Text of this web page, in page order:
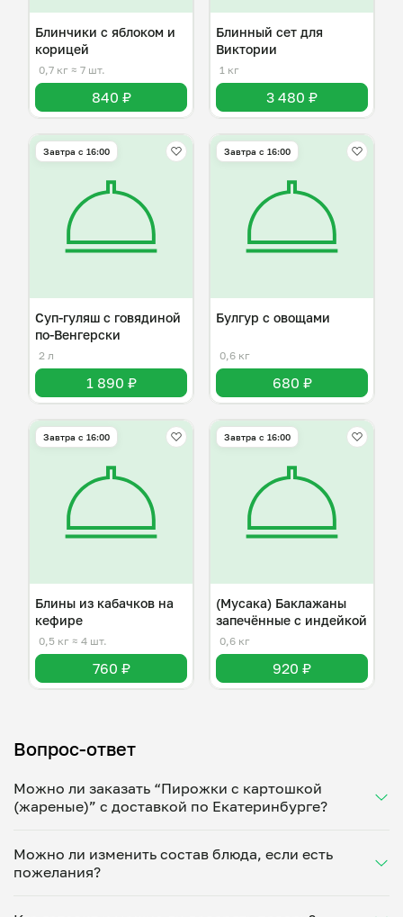
Блинчики с яблоком и
корицей
0,7 кг ≈ 7 шт.
840 ₽
Блинный сет для
Виктории
1 кг
3 480 ₽
Завтра c 16:00
Суп-гуляш с говядиной
по-Венгерски
2 л
1 890 ₽
Завтра c 16:00
Булгур с овощами
0,6 кг
680 ₽
Завтра c 16:00
Блины из кабачков на
кефире
0,5 кг ≈ 4 шт.
760 ₽
Завтра c 16:00
(Мусака) Баклажаны
запечённые с индейкой
0,6 кг
920 ₽
Вопрос-ответ
Можно ли заказать “Пирожки с картошкой
(жареные)” с доставкой по Екатеринбурге?
Укажите удобное время — и получите свежее
домашнее блюдо в большой порции прямо с плиты.
минут. Статус заказа отслеживайте в личном
Можно ли изменить состав блюда, если есть
пожелания?